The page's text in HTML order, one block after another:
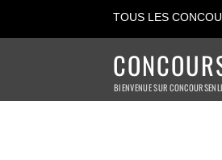
TOUS LES
BIENVENUE SUR